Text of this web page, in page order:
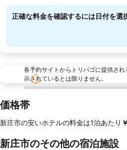
正確な料金を確認するには日付を選
各予約サイトからトリバゴに提供さ
示されているとは限りません。
価格帯
新庄市の安いホテルの料金は1泊あたり
新庄市のその他の宿泊施設